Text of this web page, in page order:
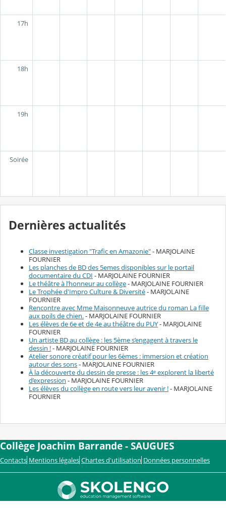
17h
18h
19h
Soirée
Dernières actualités
Classe investigation "Trafic en Amazonie"- MARJOLAINE
FOURNIER
Les planches de BD des 5emes disponibles sur le portail
documentaire du CDI - MARJOLAINE FOURNIER
Le théâtre à l’honneur au collège- MARJOLAINE FOURNIER
Le Trophée d'Impro Culture & Diversité- MARJOLAINE
FOURNIER
Rencontre avec Mme Maisonneuve autrice du roman La fille
aux poils de chien.- MARJOLAINE FOURNIER
Les élèves de 6e et de 4e au théâtre du PUY- MARJOLAINE
FOURNIER
Un artiste BD au collège : les 5ème s’engagent à travers le
dessin !- MARJOLAINE FOURNIER
Atelier sonore créatif pour les 6èmes : immersion et création
autour des sons- MARJOLAINE FOURNIER
À la découverte du dessin de presse : les 4ᵉ explorent la liberté
d’expression - MARJOLAINE FOURNIER
Les élèves du collège en route vers leur avenir !- MARJOLAINE
FOURNIER
Collège Joachim Barrande - SAUGUES
Contacts Mentions légales Chartes d'utilisation Données personnelles